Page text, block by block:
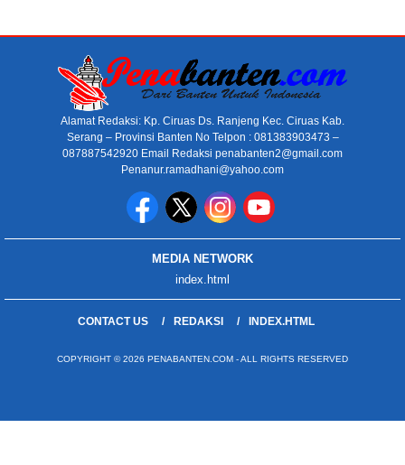
Alamat Redaksi: Kp. Ciruas Ds. Ranjeng Kec. Ciruas Kab.
Serang – Provinsi Banten No Telpon : 081383903473 –
087887542920 Email Redaksi penabanten2@gmail.com
Penanur.ramadhani@yahoo.com
MEDIA NETWORK
index.html
CONTACT US REDAKSI INDEX.HTML
COPYRIGHT © 2026 PENABANTEN.COM - ALL RIGHTS RESERVED